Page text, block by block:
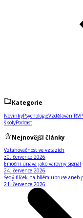
Kategorie
NovinkyPsychologieVzdělávání
školyPodcast
Nejnovější články
Vztahovačnost ve vztazích
30. července 2026
Emoční únava jako varovný signál
24. července 2026
Šedý flíček na bílém ubruse
21. července 2026